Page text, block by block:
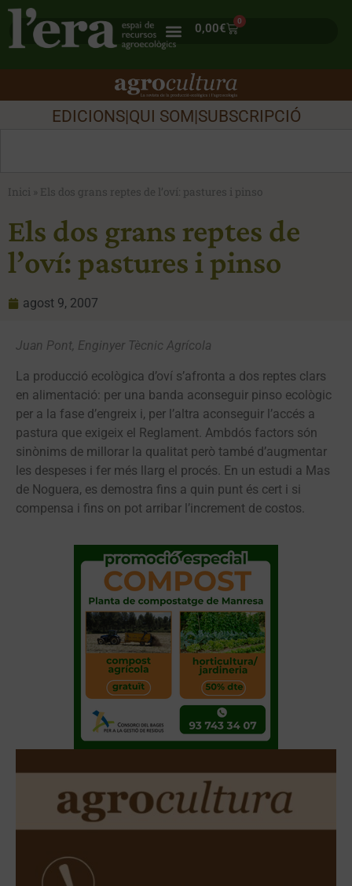
0,00€
0
EDICIONS|QUI SOM|SUBSCRIPCIÓ
Inici » Els dos grans reptes de l’oví: pastures i pinso
Els dos grans reptes de
l’oví: pastures i pinso
agost 9, 2007
Juan Pont, Enginyer Tècnic Agrícola
La producció ecològica d’oví s’afronta a dos reptes clars
en alimentació: per una banda aconseguir pinso ecològic
per a la fase d’engreix i, per l’altra aconseguir l’accés a
pastura que exigeix el Reglament. Ambdós factors són
sinònims de millorar la qualitat però també d’augmentar
les despeses i fer més llarg el procés. En un estudi a Mas
de Noguera, es demostra fins a quin punt és cert i si
compensa i fins on pot arribar l’increment de costos.